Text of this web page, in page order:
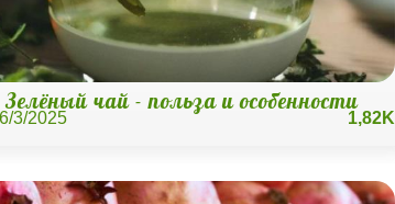
Зелёный чай - польза и особенности
3/2025 1,82K